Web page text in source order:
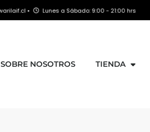
Lunes a Sábado: 9:00 - 21:00 hrs
SOBRE NOSOTROS TIENDA